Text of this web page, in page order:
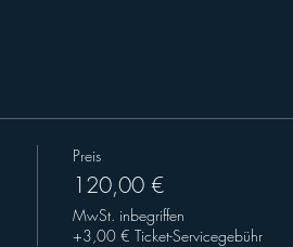
erhebt. Diese
Preis
120,00 €
MwSt. inbegriffen
+3,00 € Ticket-Servicegebühr